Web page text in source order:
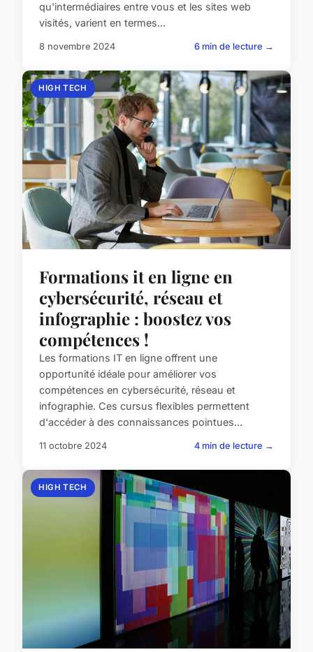
qu'intermédiaires entre vous et les sites web
visités, varient en termes...
8 novembre 2024 6 min de lecture →
HIGH TECH
Formations it en ligne en
cybersécurité, réseau et
infographie : boostez vos
compétences !
Les formations IT en ligne offrent une
opportunité idéale pour améliorer vos
compétences en cybersécurité, réseau et
infographie. Ces cursus flexibles permettent
d'accéder à des connaissances pointues...
11 octobre 2024 4 min de lecture →
HIGH TECH